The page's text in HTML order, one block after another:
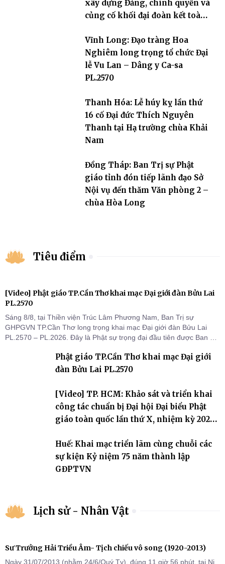
xây dựng Đảng, chính quyền và
củng cố khối đại đoàn kết toàn
Vĩnh Long: Đạo tràng Hoa
Nghiêm long trọng tổ chức Đại
lễ Vu Lan – Dâng y Ca-sa
PL.2570
Thanh Hóa: Lễ húy kỵ lần thứ
16 cố Đại đức Thích Nguyên
Thanh tại Hạ trường chùa Khải
Nam
Đồng Tháp: Ban Trị sự Phật
giáo tỉnh đón tiếp lãnh đạo Sở
Nội vụ đến thăm Văn phòng 2 –
chùa Hòa Long
Tiêu điểm
[Video] Phật giáo TP.Cần Thơ khai mạc Đại giới đàn Bửu Lai
PL.2570
Sáng 8/8, tại Thiền viện Trúc Lâm Phương Nam, Ban Trị sự
GHPGVN TP.Cần Thơ long trọng khai mạc Đại giới đàn Bửu Lai
PL.2570 – PL.2026. Đây là Phật sự trọng đại đầu tiên được Ban Trị
thứ I, thể hiện sự quan tâm đối với công tác truyền giới, đào tạo
Tăng tài và tiếp nối mạng mạch Tăng-g
Phật giáo TP.Cần Thơ khai mạc Đại giới
đàn Bửu Lai PL.2570
[Video] TP. HCM: Khảo sát và triển khai
công tác chuẩn bị Đại hội Đại biểu Phật
giáo toàn quốc lần thứ X, nhiệm kỳ 2026-
Huế: Khai mạc triển lãm cùng chuỗi các
sự kiện Kỷ niệm 75 năm thành lập
GĐPTVN
Lịch sử - Nhân Vật
Sư Trưởng Hải Triều Âm- Tịch chiếu vô song (1920-2013)
Ngày 31/07/2013 (nhằm 24/6/Quý Tỵ), đúng 11 giờ 56 phút, tại Ni